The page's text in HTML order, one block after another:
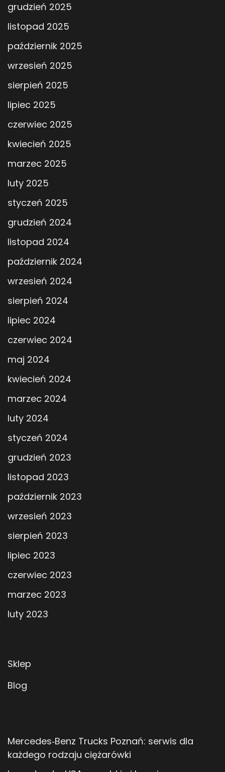
grudzień 2025
listopad 2025
październik 2025
wrzesień 2025
sierpień 2025
lipiec 2025
czerwiec 2025
kwiecień 2025
marzec 2025
luty 2025
styczeń 2025
grudzień 2024
listopad 2024
październik 2024
wrzesień 2024
sierpień 2024
lipiec 2024
czerwiec 2024
maj 2024
kwiecień 2024
marzec 2024
luty 2024
styczeń 2024
grudzień 2023
listopad 2023
październik 2023
wrzesień 2023
sierpień 2023
lipiec 2023
czerwiec 2023
marzec 2023
luty 2023
Sklep
Blog
Mercedes‑Benz Trucks Poznań: serwis dla
każdego rodzaju ciężarówki